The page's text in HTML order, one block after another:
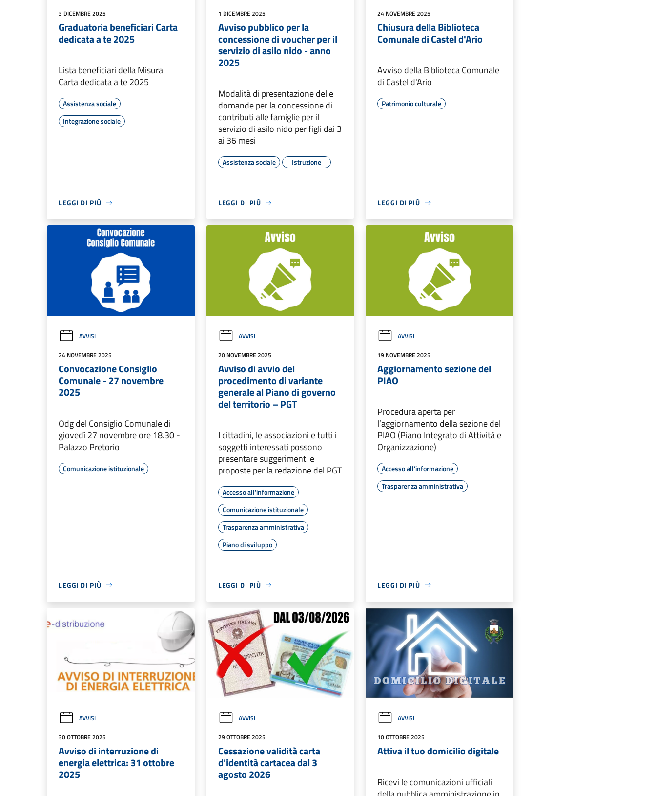
3 DICEMBRE 2025
Graduatoria beneficiari Carta
dedicata a te 2025
Lista beneficiari della Misura
Carta dedicata a te 2025
Assistenza sociale
Integrazione sociale
LEGGI DI PIÙ
1 DICEMBRE 2025
Avviso pubblico per la
concessione di voucher per il
servizio di asilo nido - anno
2025
Modalità di presentazione delle
domande per la concessione di
contributi alle famiglie per il
servizio di asilo nido per figli dai 3
ai 36 mesi
Assistenza sociale Istruzione
LEGGI DI PIÙ
24 NOVEMBRE 2025
Chiusura della Biblioteca
Comunale di Castel d'Ario
Avviso della Biblioteca Comunale
di Castel d'Ario
Patrimonio culturale
LEGGI DI PIÙ
AVVISI
24 NOVEMBRE 2025
Convocazione Consiglio
Comunale - 27 novembre
2025
Odg del Consiglio Comunale di
giovedì 27 novembre ore 18.30 -
Palazzo Pretorio
Comunicazione istituzionale
LEGGI DI PIÙ
AVVISI
20 NOVEMBRE 2025
Avviso di avvio del
procedimento di variante
generale al Piano di governo
del territorio – PGT
I cittadini, le associazioni e tutti i
soggetti interessati possono
presentare suggerimenti e
proposte per la redazione del PGT
Accesso all'informazione
Comunicazione istituzionale
Trasparenza amministrativa
Piano di sviluppo
LEGGI DI PIÙ
AVVISI
19 NOVEMBRE 2025
Aggiornamento sezione del
PIAO
Procedura aperta per
l’aggiornamento della sezione del
PIAO (Piano Integrato di Attività e
Organizzazione)
Accesso all'informazione
Trasparenza amministrativa
LEGGI DI PIÙ
AVVISI
30 OTTOBRE 2025
Avviso di interruzione di
energia elettrica: 31 ottobre
2025
AVVISI
29 OTTOBRE 2025
Cessazione validità carta
d'identità cartacea dal 3
agosto 2026
AVVISI
10 OTTOBRE 2025
Attiva il tuo domicilio digitale
Ricevi le comunicazioni ufficiali